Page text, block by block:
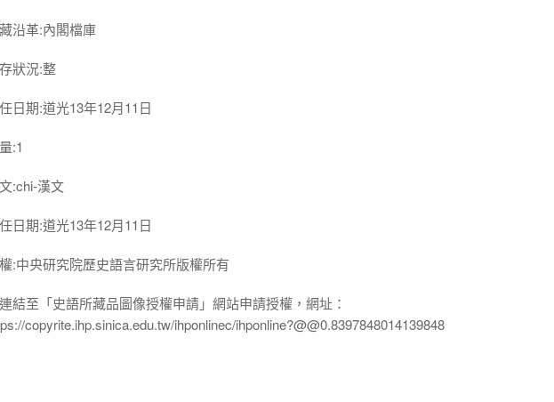
沿革:內閣檔庫
狀況:整
日期:道光13年12月11日
:1
:chi-漢文
日期:道光13年12月11日
:中央研究院歷史語言研究所版權所有
結至「史語所藏品圖像授權申請」網站申請授權，網址：
copyrite.ihp.sinica.edu.tw/ihponlinec/ihponline?@@0.8397848014139848